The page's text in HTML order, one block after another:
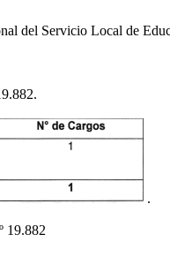
del Servicio Local de
.
19.882